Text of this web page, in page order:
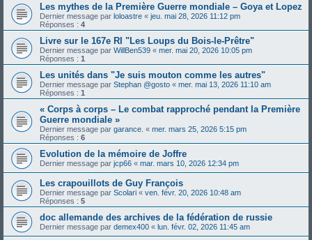
Les mythes de la Première Guerre mondiale – Goya et Lopez
Dernier message par loloastre « jeu. mai 28, 2026 11:12 pm
Réponses : 4
Livre sur le 167e RI "Les Loups du Bois-le-Prêtre"
Dernier message par WillBen539 « mer. mai 20, 2026 10:05 pm
Réponses : 1
Les unités dans "Je suis mouton comme les autres"
Dernier message par Stephan @gosto « mer. mai 13, 2026 11:10 am
Réponses : 1
« Corps à corps – Le combat rapproché pendant la Première
Guerre mondiale »
Dernier message par garance. « mer. mars 25, 2026 5:15 pm
Réponses : 6
Evolution de la mémoire de Joffre
Dernier message par jcp66 « mar. mars 10, 2026 12:34 pm
Les crapouillots de Guy François
Dernier message par Scolari « ven. févr. 20, 2026 10:48 am
Réponses : 5
doc allemande des archives de la fédération de russie
Dernier message par demex400 « lun. févr. 02, 2026 11:45 am